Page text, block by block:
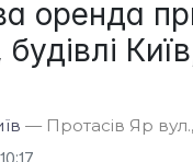
оренда
— Протасів Яр